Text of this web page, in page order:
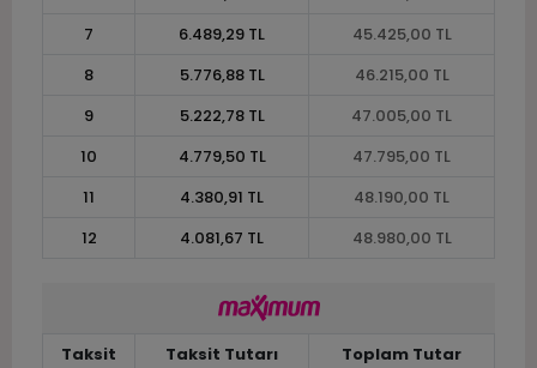
7
6.489,29 TL
45.425,00 TL
8
5.776,88 TL
46.215,00 TL
9
5.222,78 TL
47.005,00 TL
10
4.779,50 TL
47.795,00 TL
11
4.380,91 TL
48.190,00 TL
12
4.081,67 TL 48.980,00 TL
Taksit Taksit Tutarı Toplam Tutar